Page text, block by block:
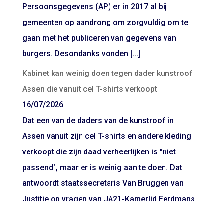
Persoonsgegevens (AP) er in 2017 al bij
gemeenten op aandrong om zorgvuldig om te
gaan met het publiceren van gegevens van
burgers. Desondanks vonden […]
Kabinet kan weinig doen tegen dader kunstroof
Assen die vanuit cel T-shirts verkoopt
16/07/2026
Dat een van de daders van de kunstroof in
Assen vanuit zijn cel T-shirts en andere kleding
verkoopt die zijn daad verheerlijken is "niet
passend", maar er is weinig aan te doen. Dat
antwoordt staatssecretaris Van Bruggen van
Justitie op vragen van JA21-Kamerlid Eerdmans.